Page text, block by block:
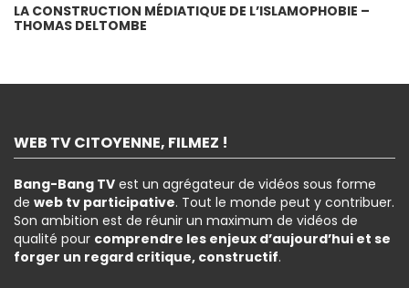
LA CONSTRUCTION MÉDIATIQUE DE L’ISLAMOPHOBIE –
THOMAS DELTOMBE
WEB TV CITOYENNE, FILMEZ !
Bang-Bang TV est un agrégateur de vidéos sous forme
de web tv participative. Tout le monde peut y contribuer.
Son ambition est de réunir un maximum de vidéos de
qualité pour comprendre les enjeux d’aujourd’hui et se
forger un regard critique, constructif.